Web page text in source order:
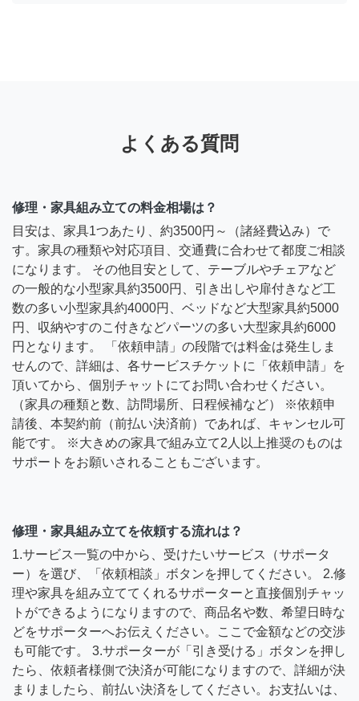
よくある質問
修理・家具組み立ての料金相場は？
目安は、家具1つあたり、約3500円～（諸経費込み）で
す。家具の種類や対応項目、交通費に合わせて都度ご相談
になります。 その他目安として、テーブルやチェアなど
の一般的な小型家具約3500円、引き出しや扉付きなど工
数の多い小型家具約4000円、ベッドなど大型家具約5000
円、収納やすのこ付きなどパーツの多い大型家具約6000
円となります。 「依頼申請」の段階では料金は発生しま
せんので、詳細は、各サービスチケットに「依頼申請」を
頂いてから、個別チャットにてお問い合わせください。
（家具の種類と数、訪問場所、日程候補など） ※依頼申
請後、本契約前（前払い決済前）であれば、キャンセル可
能です。 ※大きめの家具で組み立て2人以上推奨のものは
サポートをお願いされることもございます。
修理・家具組み立てを依頼する流れは？
1.サービス一覧の中から、受けたいサービス（サポータ
ー）を選び、「依頼相談」ボタンを押してください。 2.修
理や家具を組み立ててくれるサポーターと直接個別チャッ
トができるようになりますので、商品名や数、希望日時な
どをサポーターへお伝えください。ここで金額などの交渉
も可能です。 3.サポーターが「引き受ける」ボタンを押し
たら、依頼者様側で決済が可能になりますので、詳細が決
まりましたら、前払い決済をしてください。お支払いは、